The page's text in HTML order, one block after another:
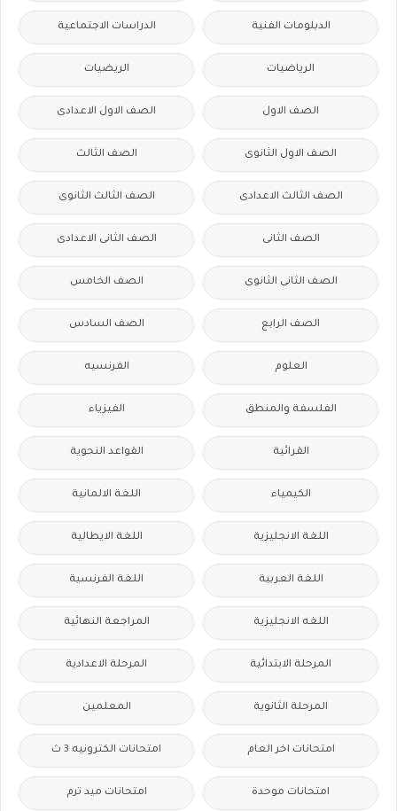
الدبلومات الفنية الدراسات الاجتماعية
الرياضيات الريضيات
الصف الاول الصف الاول الاعدادى
الصف الاول الثانوى الصف الثالث
الصف الثالث الاعدادى الصف الثالث الثانوى
الصف الثانى الصف الثانى الاعدادى
الصف الثانى الثانوى الصف الخامس
الصف الرابع الصف السادس
العلوم الفرنسيه
الفلسفة والمنطق الفيزياء
القرائية القواعد النحوية
الكيمياء اللغة الالمانية
اللغة الانجليزية اللغة الايطالية
اللغة العربية اللغة الفرنسية
اللغه الانجليزية المراجعة النهائية
المرحلة الابتدائية المرحلة الاعدادية
المرحلة الثانوية المعلمين
امتحانات اخر العام امتحانات الكترونيه 3 ث
امتحانات موحدة امتحانات ميد ترم